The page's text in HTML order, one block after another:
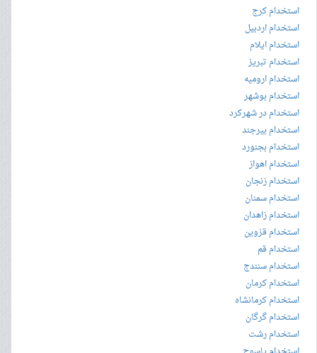
استخدام کرج
استخدام اردبیل
استخدام ایلام
استخدام تبریز
استخدام ارومیه
استخدام بوشهر
استخدام در شهرکرد
استخدام بیرجند
استخدام بجنورد
استخدام اهواز
استخدام زنجان
استخدام سمنان
استخدام زاهدان
استخدام قزوین
استخدام قم
استخدام سنندج
استخدام کرمان
استخدام کرمانشاه
استخدام گرگان
استخدام رشت